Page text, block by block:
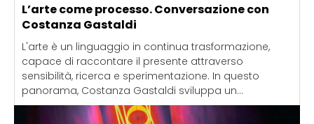
L’arte come processo. Conversazione con
Costanza Gastaldi
L'arte è un linguaggio in continua trasformazione,
capace di raccontare il presente attraverso
sensibilità, ricerca e sperimentazione. In questo
panorama, Costanza Gastaldi sviluppa un...